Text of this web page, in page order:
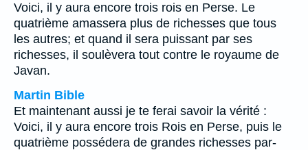
Voici, il y aura encore trois rois en Perse. Le
quatrième amassera plus de richesses que tous
les autres; et quand il sera puissant par ses
richesses, il soulèvera tout contre le royaume de
Javan.
Martin Bible
Et maintenant aussi je te ferai savoir la vérité :
Voici, il y aura encore trois Rois en Perse, puis le
quatrième possédera de grandes richesses par-